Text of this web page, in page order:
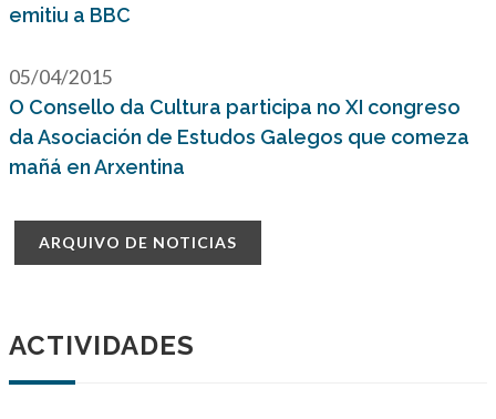
emitiu a BBC
05/04/2015
O Consello da Cultura participa no XI congreso
da Asociación de Estudos Galegos que comeza
mañá en Arxentina
ARQUIVO DE NOTICIAS
ACTIVIDADES